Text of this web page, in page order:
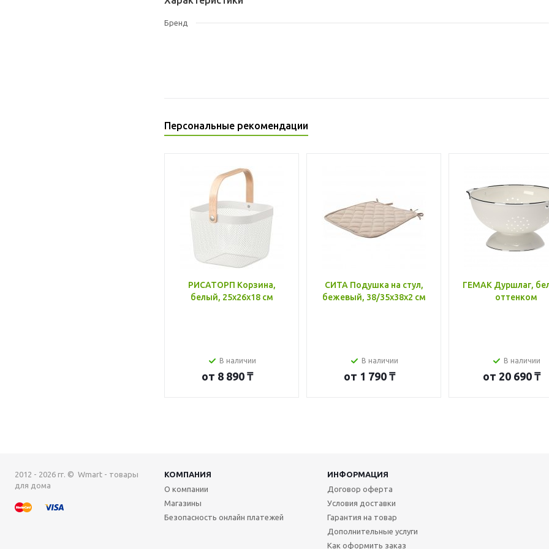
Бренд
Персональные рекомендации
РИСАТОРП Корзина,
белый, 25x26x18 см
В наличии
от 8 890 ₸
СИТА Подушка на стул,
бежевый, 38/35x38x2 см
В наличии
от 1 790 ₸
ГЕМАК Дуршлаг,
оттенком
В наличии
от 20 690 ₸
2012 - 2026 гг. © Wmart - товары
для дома
КОМПАНИЯ
ИНФОРМАЦИЯ
О компании
Магазины
Безопасность онлайн платежей
Договор оферта
Условия доставки
Гарантия на товар
Дополнительные услуги
Как оформить заказ